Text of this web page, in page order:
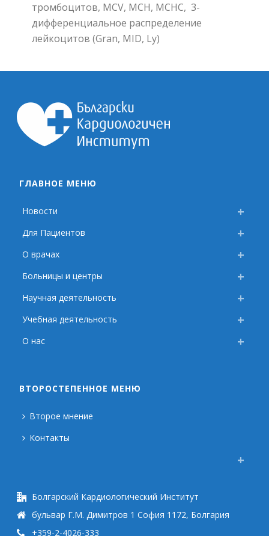
тромбоцитов, MCV, MCH, MCHC, 3-
дифференциальное распределение
лейкоцитов (Gran, MID, Ly)
ГЛАВНОЕ МЕНЮ
Новости
Для Пациентов
О врачах
Больницы и центры
Научная деятельность
Учебная деятельность
О нас
ВТОРОСТЕПЕННОЕ МЕНЮ
Второе мнение
Контакты
Болгарский Кардиологический Институт
бульвар Г.М. Димитров 1 София 1172, Болгария
+359-2-4026-333